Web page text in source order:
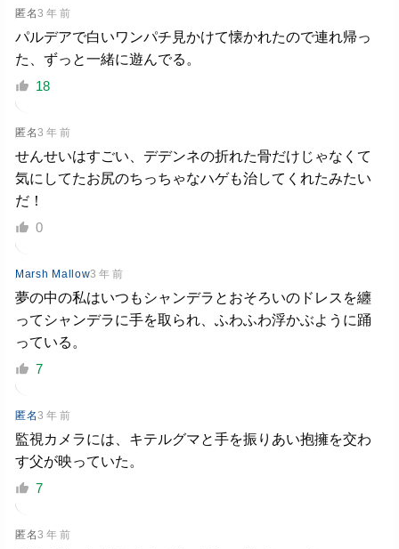
匿名3 年 前
パルデアで白いワンパチ見かけて懐かれたので連れ帰っ
た、ずっと一緒に遊んでる。
18
匿名3 年 前
せんせいはすごい、デデンネの折れた骨だけじゃなくて
気にしてたお尻のちっちゃなハゲも治してくれたみたい
だ！
0
Marsh Mallow3 年 前
夢の中の私はいつもシャンデラとおそろいのドレスを纏
ってシャンデラに手を取られ、ふわふわ浮かぶように踊
っている。
7
匿名3 年 前
監視カメラには、キテルグマと手を振りあい抱擁を交わ
す父が映っていた。
7
匿名3 年 前